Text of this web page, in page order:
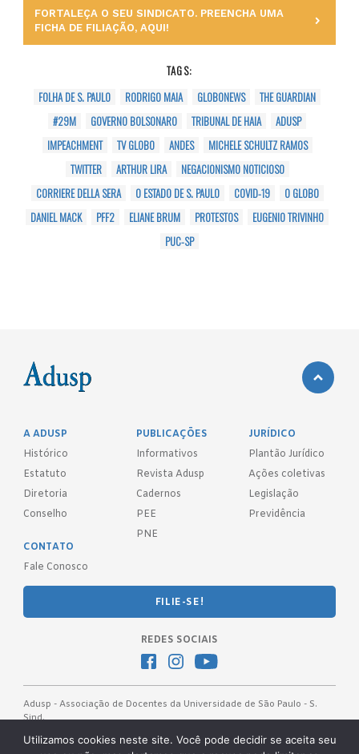
FORTALEÇA O SEU SINDICATO. PREENCHA UMA
FICHA DE FILIAÇÃO, AQUI!
TAGS:
FOLHA DE S. PAULO
RODRIGO MAIA GLOBONEWS
THE GUARDIAN
#29M
GOVERNO BOLSONARO TRIBUNAL DE HAIA
ADUSP
IMPEACHMENT
TV GLOBO ANDES
MICHELE SCHULTZ RAMOS
TWITTER
ARTHUR LIRA
NEGACIONISMO NOTICIOSO
CORRIERE DELLA SERA
O ESTADO DE S. PAULO COVID-19
O GLOBO
DANIEL MACK
PFF2 ELIANE BRUM PROTESTOS
EUGENIO TRIVINHO
PUC-SP
A ADUSP
Histórico
Estatuto
Diretoria
Conselho
PUBLICAÇÕES
Informativos
Revista Adusp
Cadernos
PEE
PNE
JURÍDICO
Plantão Jurídico
Ações coletivas
Legislação
Previdência
CONTATO
Fale Conosco
FILIE-SE!
REDES SOCIAIS
Adusp - Associação de Docentes da Universidade de São Paulo - S.
Sind.
Av. Prof. Almeida Prado, 1366 - São Paulo, SP - CEP 05508-070
Utilizamos cookies neste site. Você pode decidir se aceita seu